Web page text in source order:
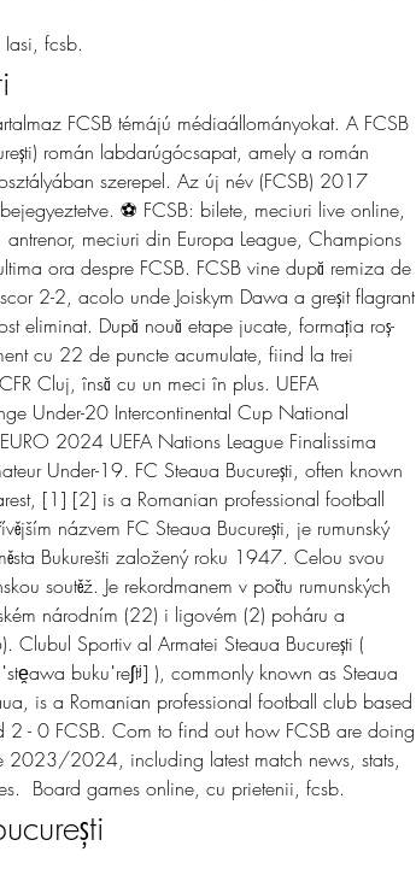
fcsb.
FCSB témájú médiaállományokat. A FCSB
román labdarúgócsapat, amely a román
szerepel. Az új név (FCSB) 2017
⚽ FCSB: bilete, meciuri live online,
meciuri din Europa League, Champions
ora despre FCSB. FCSB vine după remiza de
2-2, acolo unde Joiskym Dawa a greșit flagrant
eliminat. După nouă etape jucate, formația roș-
cu 22 de puncte acumulate, fiind la trei
Cluj, însă cu un meci în plus. UEFA
Under-20 Intercontinental Cup National
2024 UEFA Nations League Finalissima
Under-19. FC Steaua București, often known
[1] [2] is a Romanian professional football
názvem FC Steaua București, je rumunský
Bukurešti založený roku 1947. Celou svou
soutěž. Je rekordmanem v počtu rumunských
národním (22) i ligovém (2) poháru a
Clubul Sportiv al Armatei Steaua București (
bukuˈreʃtʲ] ), commonly known as Steaua
is a Romanian professional football club based
- 0 FCSB. Com to find out how FCSB are doing
2023/2024, including latest match news, stats,
Board games online, cu prietenii, fcsb.